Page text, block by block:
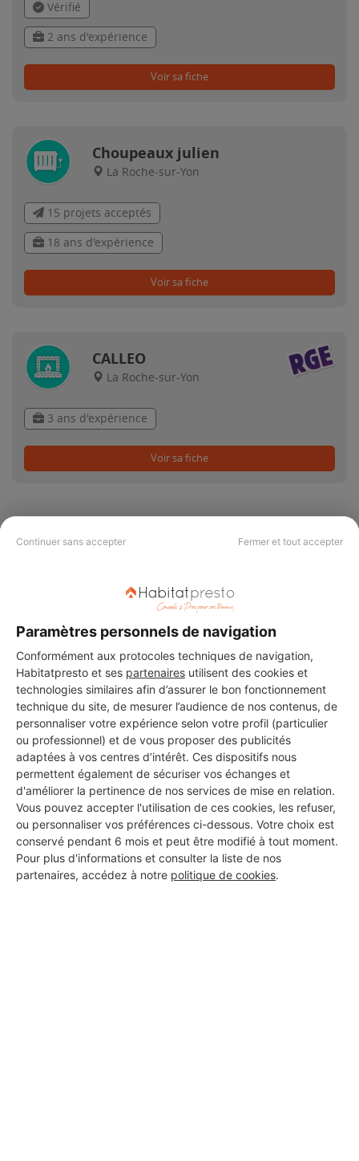
Continuer sans accepter Fermer et tout accepter
Paramètres personnels de navigation
Conformément aux protocoles techniques de navigation,
Habitatpresto et ses partenaires utilisent des cookies et
technologies similaires afin d’assurer le bon fonctionnement
technique du site, de mesurer l’audience de nos contenus, de
personnaliser votre expérience selon votre profil (particulier
ou professionnel) et de vous proposer des publicités
adaptées à vos centres d’intérêt. Ces dispositifs nous
permettent également de sécuriser vos échanges et
d'améliorer la pertinence de nos services de mise en relation.
Vous pouvez accepter l'utilisation de ces cookies, les refuser,
ou personnaliser vos préférences ci-dessous. Votre choix est
conservé pendant 6 mois et peut être modifié à tout moment.
Pour plus d'informations et consulter la liste de nos
partenaires, accédez à notre politique de cookies.
Vérifié
2 ans d'expérience
Voir sa fiche
Choupeaux julien
La Roche-sur-Yon
15 projets acceptés
18 ans d'expérience
Voir sa fiche
CALLEO
La Roche-sur-Yon
3 ans d'expérience
Voir sa fiche
PAS LE TEMPS DE
CHERCHER ?
choisir ? Demandez des devis travauxauprès de notre réseau de 5 000
professionnels partout en France.
DEMANDER UN DEVIS